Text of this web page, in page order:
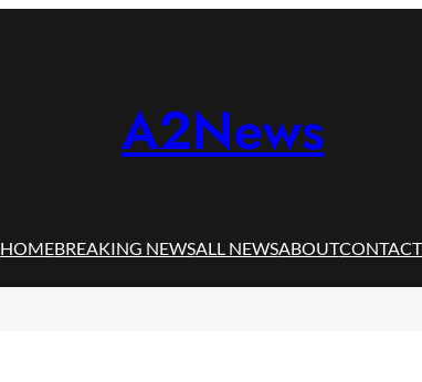
A2News
HOMEBREAKING NEWSALL NEWSABOUT